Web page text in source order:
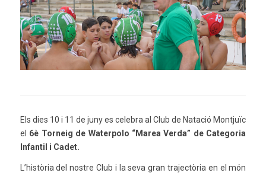
Els dies 10 i 11 de juny es celebra al Club de Natació Montjuïc
el 6è Torneig de Waterpolo “Marea Verda” de Categoria
Infantil i Cadet.
L’història del nostre Club i la seva gran trajectòria en el món